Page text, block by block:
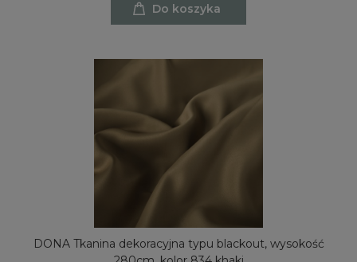
Do koszyka
DONA Tkanina dekoracyjna typu blackout, wysokość